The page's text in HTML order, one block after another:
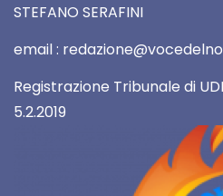
STEFANO SERAFINI
email :
Registrazione Tribunale di
5.2.2019